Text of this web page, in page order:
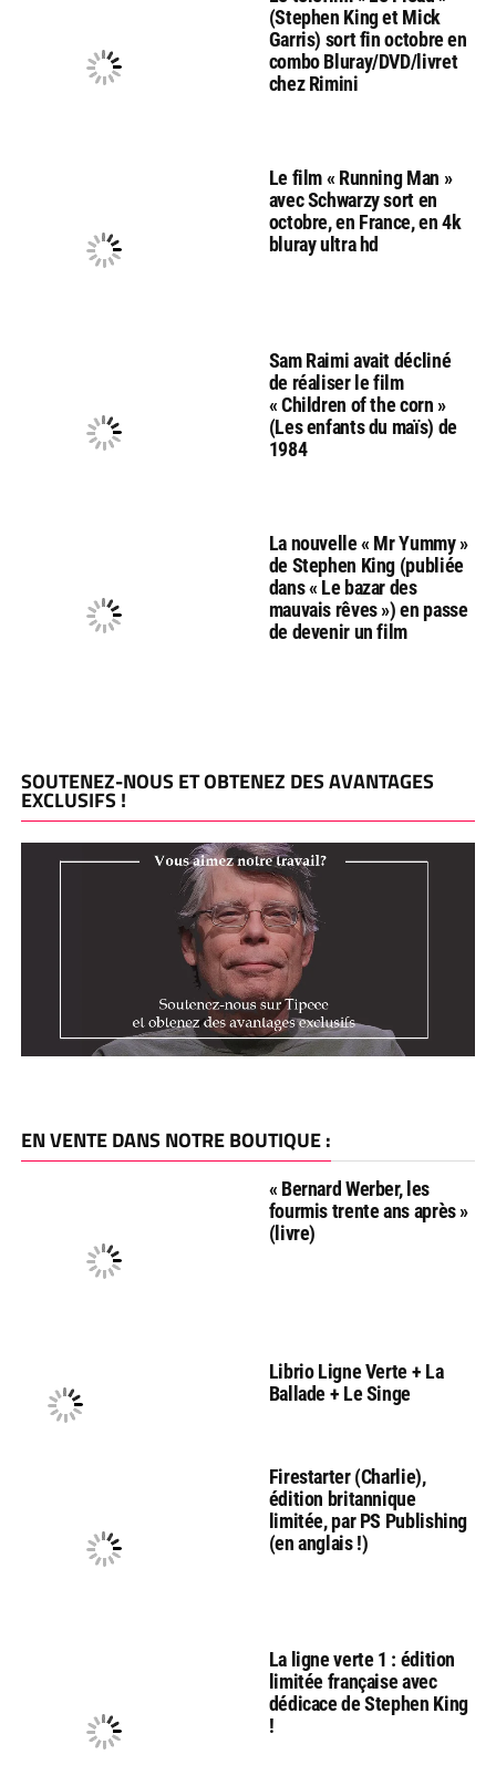
(Stephen King et Mick
Garris) sort fin octobre en
combo Bluray/DVD/livret
chez Rimini
Le film « Running Man »
avec Schwarzy sort en
octobre, en France, en 4k
bluray ultra hd
Sam Raimi avait décliné
de réaliser le film
« Children of the corn »
(Les enfants du maïs) de
1984
La nouvelle « Mr Yummy »
de Stephen King (publiée
dans « Le bazar des
mauvais rêves ») en passe
de devenir un film
SOUTENEZ-NOUS ET OBTENEZ DES AVANTAGES
EXCLUSIFS !
EN VENTE DANS NOTRE BOUTIQUE :
« Bernard Werber, les
fourmis trente ans après »
(livre)
Librio Ligne Verte + La
Ballade + Le Singe
Firestarter (Charlie),
édition britannique
limitée, par PS Publishing
(en anglais !)
La ligne verte 1 : édition
limitée française avec
dédicace de Stephen King
!